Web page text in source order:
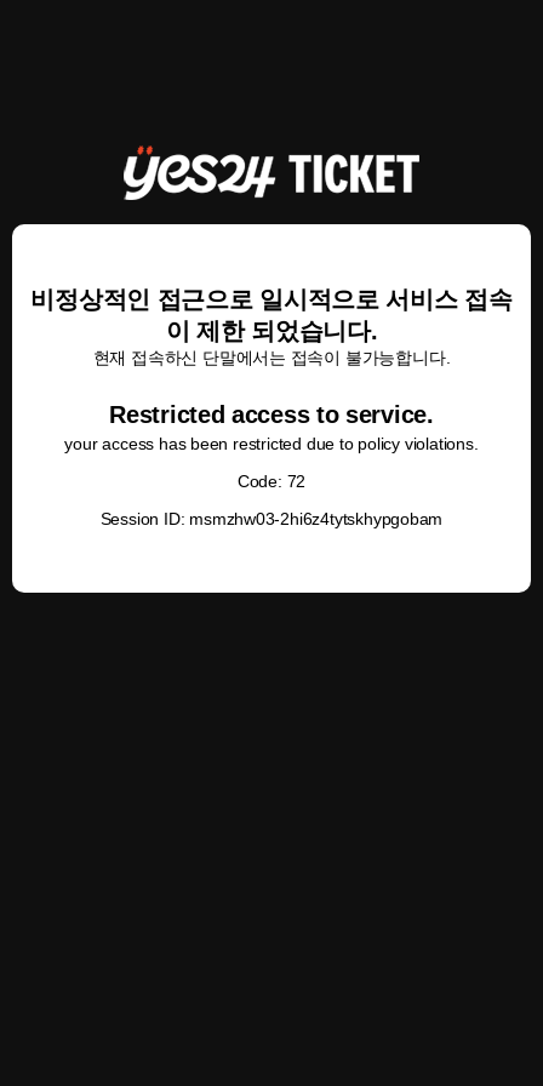
비정상적인 접근으로 일시적으로 서비스 접속
이 제한 되었습니다.
현재 접속하신 단말에서는 접속이 불가능합니다.
Restricted access to service.
your access has been restricted due to policy violations.
Code: 72
Session ID: msmzhw03-2hi6z4tytskhypgobam